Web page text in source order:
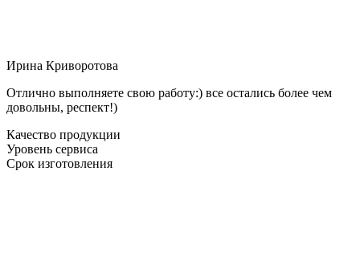
Ирина Криворотова
Отлично выполняете свою работу:) все остались более чем
довольны, респект!)
Качество продукции
Уровень сервиса
Срок изготовления